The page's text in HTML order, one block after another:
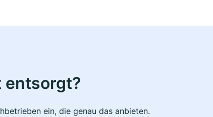
entsorgt?
ein, die genau das anbieten.